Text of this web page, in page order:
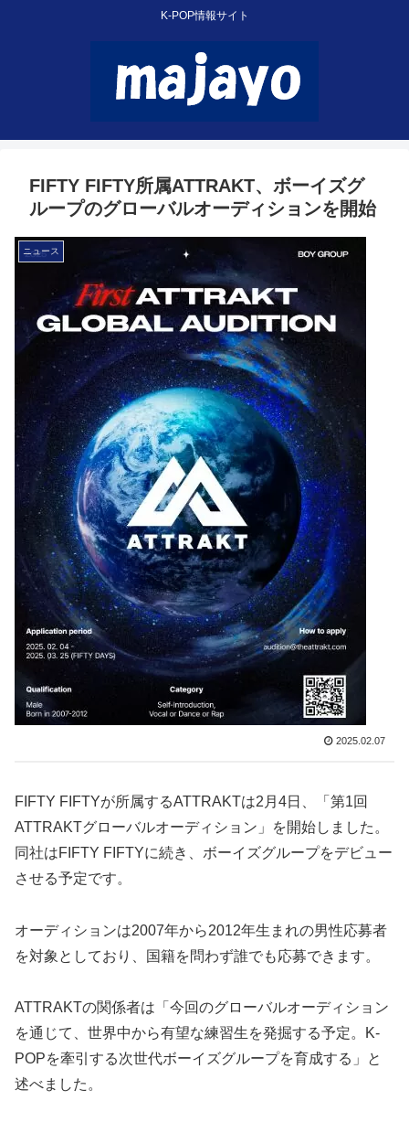
K-POP情報サイト
FIFTY FIFTY所属ATTRAKT、ボーイズグ
ループのグローバルオーディションを開始
ニュース
2025.02.07
FIFTY FIFTYが所属するATTRAKTは2月4日、「第1回
ATTRAKTグローバルオーディション」を開始しました。
同社はFIFTY FIFTYに続き、ボーイズグループをデビュー
させる予定です。
オーディションは2007年から2012年生まれの男性応募者
を対象としており、国籍を問わず誰でも応募できます。
ATTRAKTの関係者は「今回のグローバルオーディション
を通じて、世界中から有望な練習生を発掘する予定。K-
POPを牽引する次世代ボーイズグループを育成する」と
述べました。